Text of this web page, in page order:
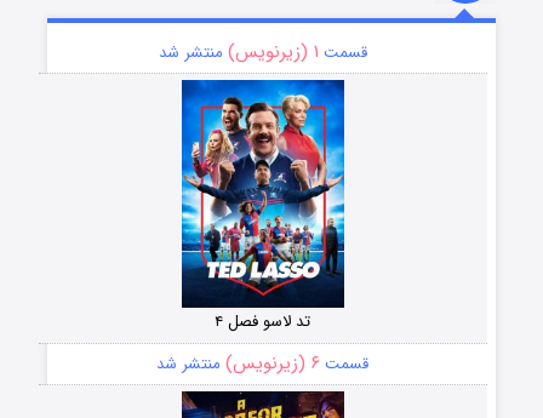
قسمت ۱ (زیرنویس) منتشر شد
تد لاسو فصل ۴
قسمت ۶ (زیرنویس) منتشر شد